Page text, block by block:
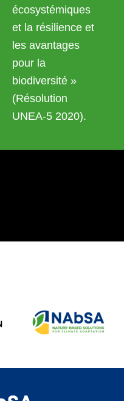
écosystémiques
et la résilience et
les avantages
pour la
biodiversité »
(Résolution
UNEA-5 2020).